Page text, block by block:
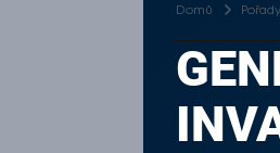
Domů Pořady